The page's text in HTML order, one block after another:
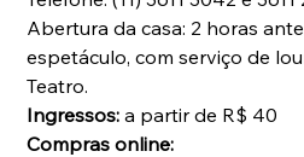
Abertura da casa: 2 horas
espetáculo, com serviço de
Teatro.
Ingressos: a partir de R$ 40
Compras online: